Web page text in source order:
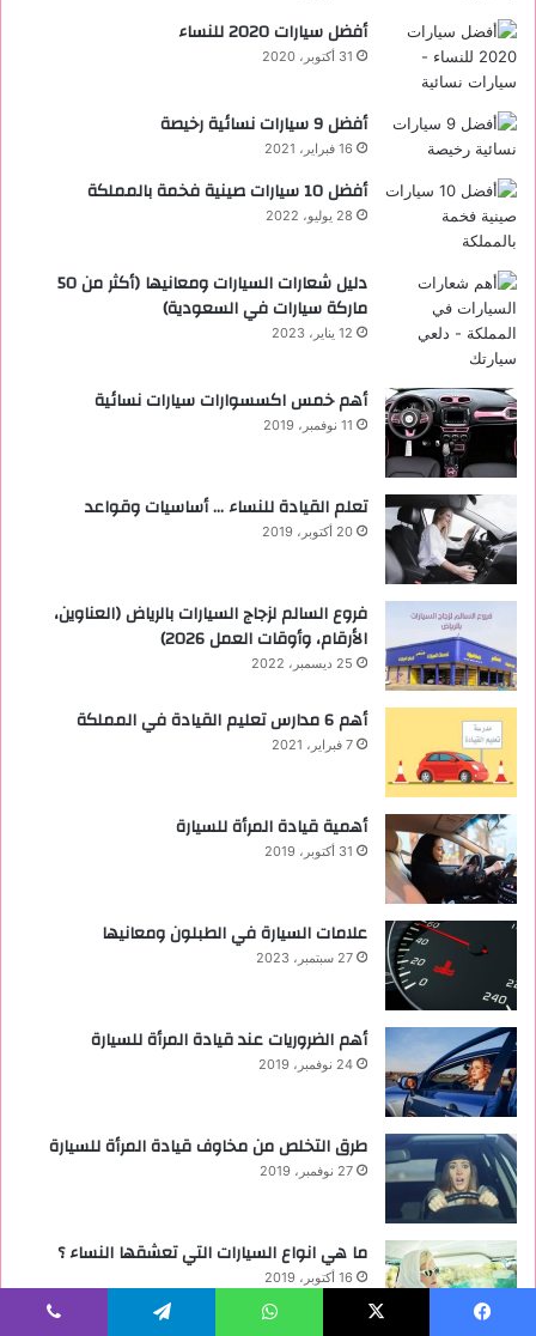
أفضل سيارات 2020 للنساء
31 أكتوبر، 2020
‏أفضل 9 سيارات نسائية رخيصة
16 فبراير، 2021
أفضل 10 سيارات صينية فخمة بالمملكة
28 يوليو، 2022
دليل شعارات السيارات ومعانيها (أكثر من 50
ماركة سيارات في السعودية)
12 يناير، 2023
أهم خمس اكسسوارات سيارات نسائية
11 نوفمبر، 2019
تعلم القيادة للنساء … أساسيات وقواعد
20 أكتوبر، 2019
فروع السالم لزجاج السيارات بالرياض (العناوين،
الأرقام، وأوقات العمل 2026)
25 ديسمبر، 2022
أهم 6 مدارس تعليم القيادة في المملكة
7 فبراير، 2021
أهمية قيادة المرأة للسيارة
31 أكتوبر، 2019
علامات السيارة في الطبلون ومعانيها
27 سبتمبر، 2023
أهم الضروريات عند قيادة المرأة للسيارة
24 نوفمبر، 2019
طرق التخلص من مخاوف قيادة المرأة للسيارة
27 نوفمبر، 2019
ما هي انواع السيارات التي تعشقها النساء ؟
16 أكتوبر، 2019